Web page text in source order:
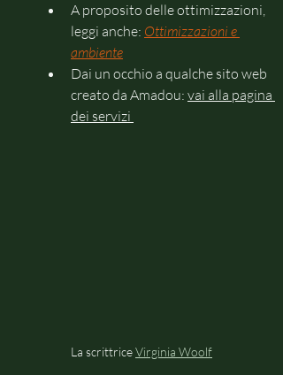
A proposito delle ottimizzazioni,
leggi anche: Ottimizzazioni e
ambiente
Dai un occhio a qualche sito web
creato da Amadou: vai alla pagina
dei servizi
La scrittrice Virginia Woolf